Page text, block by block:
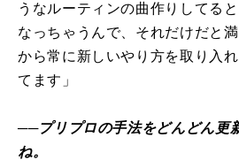
うなルーティンの曲作りしてる
なっちゃうんで、それだけだと
から常に新しいやり方を取り入
てます」
──プリプロの手法をどんどん更
ね。